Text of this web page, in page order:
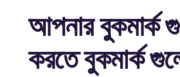
আপনার বুকমার্ক
করতে বুকমার্ক